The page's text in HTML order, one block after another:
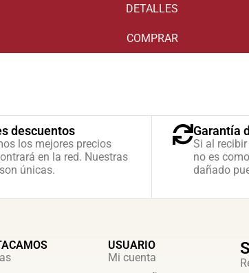
DETALLES
COMPRAR
descuentos
los mejores precios
en la red. Nuestras
únicas.
Garantía
Si al
no es
dañado
USUARIO
Mi cuenta